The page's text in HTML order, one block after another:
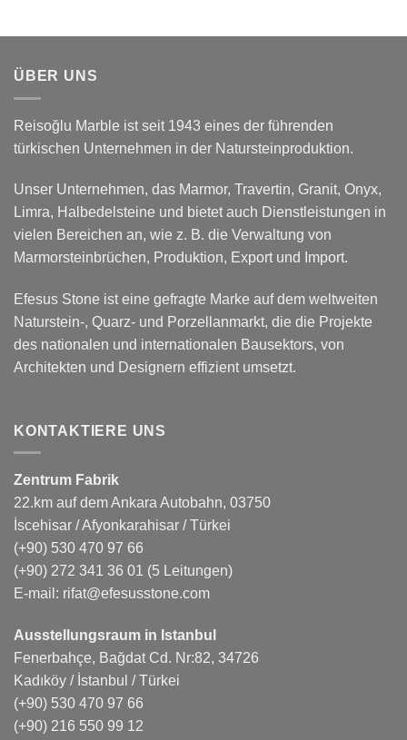
ÜBER UNS
Reisoğlu Marble ist seit 1943 eines der führenden
türkischen Unternehmen in der Natursteinproduktion.
Unser Unternehmen, das Marmor, Travertin, Granit, Onyx,
Limra, Halbedelsteine und bietet auch Dienstleistungen in
vielen Bereichen an, wie z. B. die Verwaltung von
Marmorsteinbrüchen, Produktion, Export und Import.
Efesus Stone ist eine gefragte Marke auf dem weltweiten
Naturstein-, Quarz- und Porzellanmarkt, die die Projekte
des nationalen und internationalen Bausektors, von
Architekten und Designern effizient umsetzt.
KONTAKTIERE UNS
Zentrum Fabrik
22.km auf dem Ankara Autobahn, 03750
İscehisar / Afyonkarahisar / Türkei
(+90) 530 470 97 66
(+90) 272 341 36 01 (5 Leitungen)
E-mail: rifat@efesusstone.com
Ausstellungsraum in Istanbul
Fenerbahçe, Bağdat Cd. Nr:82, 34726
Kadıköy / İstanbul / Türkei
(+90) 530 470 97 66
(+90) 216 550 99 12